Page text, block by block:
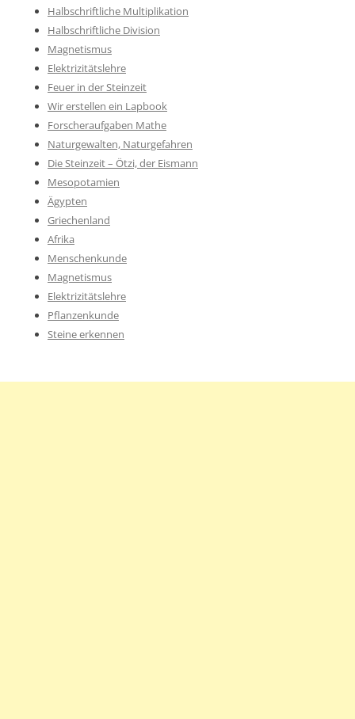
Halbschriftliche Multiplikation
Halbschriftliche Division
Magnetismus
Elektrizitätslehre
Feuer in der Steinzeit
Wir erstellen ein Lapbook
Forscheraufgaben Mathe
Naturgewalten, Naturgefahren
Die Steinzeit – Ötzi, der Eismann
Mesopotamien
Ägypten
Griechenland
Afrika
Menschenkunde
Magnetismus
Elektrizitätslehre
Pflanzenkunde
Steine erkennen